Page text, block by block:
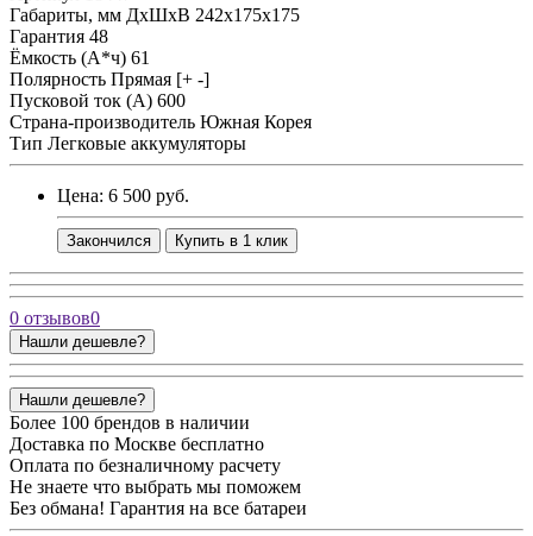
Габариты, мм ДхШхВ 242x175x175
Гарантия 48
Ёмкость (А*ч) 61
Полярность Прямая [+ -]
Пусковой ток (А) 600
Страна-производитель Южная Корея
Тип Легковые аккумуляторы
Цена: 6 500 руб.
Закончился Купить в 1 клик
0 отзывов0
Нашли дешевле?
Нашли дешевле?
Более 100 брендов в наличии
Доставка по Москве бесплатно
Оплата по безналичному расчету
Не знаете что выбрать мы поможем
Без обмана! Гарантия на все батареи